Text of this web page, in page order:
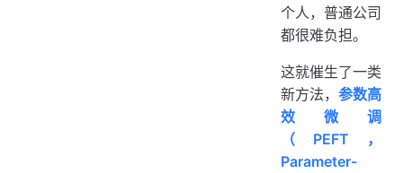
个人，普通公司
都很难负担。
这就催生了一类
新方法， 参数高
效微调
（PEFT，
Parameter-